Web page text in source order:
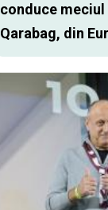
conduce meciul
Qarabag, din